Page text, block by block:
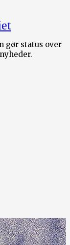
gør status over